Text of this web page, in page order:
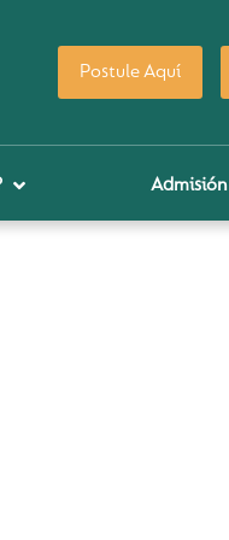
Postule Aquí
Admisión